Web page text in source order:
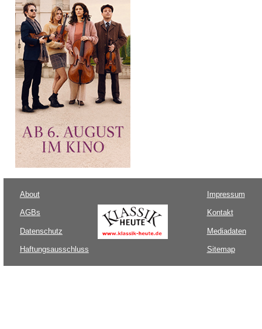
About
AGBs
Datenschutz
Haftungsausschluss
Impressum
Kontakt
Mediadaten
Sitemap